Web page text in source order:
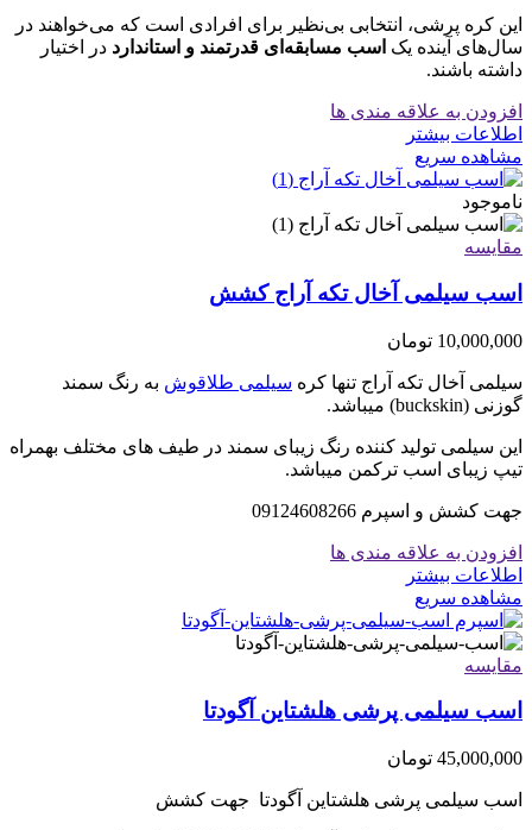
این کره پرشی، انتخابی بی‌نظیر برای افرادی است که می‌خواهند در
سال‌های آینده یک اسب مسابقه‌ای قدرتمند و استاندارد در اختیار
داشته باشند.
افزودن به علاقه مندی ها
اطلاعات بیشتر
مشاهده سریع
ناموجود
مقایسه
اسب سیلمی آخال تکه آراج کشش
10,000,000 تومان
سیلمی آخال تکه آراج تنها کره سیلمی طلاقوش به رنگ سمند
گوزنی (buckskin) میباشد.
این سیلمی تولید کننده رنگ زیبای سمند در طیف های مختلف بهمراه
تیپ زیبای اسب ترکمن میباشد.
جهت کشش و اسپرم 09124608266
افزودن به علاقه مندی ها
اطلاعات بیشتر
مشاهده سریع
مقایسه
اسب سیلمی پرشی هلشتاین آگودتا
45,000,000 تومان
اسب سیلمی پرشی هلشتاین آگودتا جهت کشش